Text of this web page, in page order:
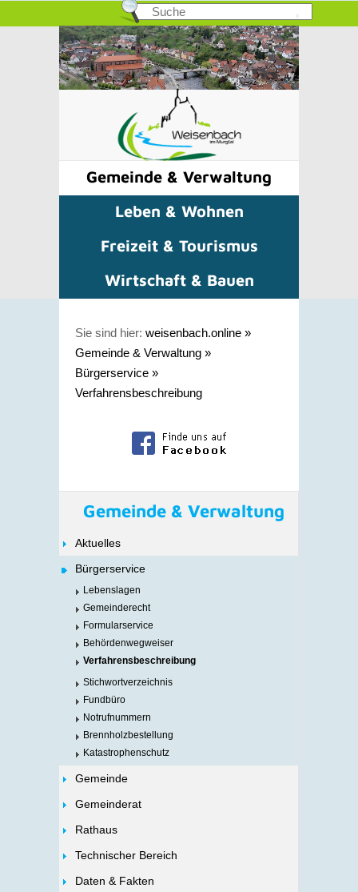
Gemeinde & Verwaltung
Leben & Wohnen
Freizeit & Tourismus
Wirtschaft & Bauen
Sie sind hier: weisenbach.online »
Gemeinde & Verwaltung »
Bürgerservice »
Verfahrensbeschreibung
Gemeinde & Verwaltung
Aktuelles
Bürgerservice
Lebenslagen
Gemeinderecht
Formularservice
Behördenwegweiser
Verfahrensbeschreibung
Stichwortverzeichnis
Fundbüro
Notrufnummern
Brennholzbestellung
Katastrophenschutz
Gemeinde
Gemeinderat
Rathaus
Technischer Bereich
Daten & Fakten